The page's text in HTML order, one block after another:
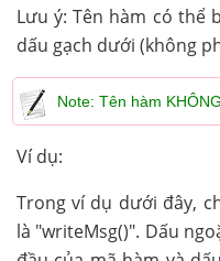
Lưu ý: Tên hàm có thể
dấu gạch dưới (không
Note: Tên hàm
Ví dụ:
Trong ví dụ dưới đây,
là "writeMsg()". Dấu